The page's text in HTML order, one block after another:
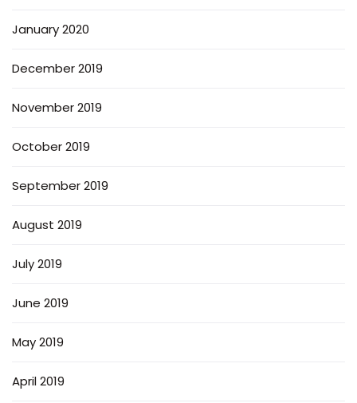
January 2020
December 2019
November 2019
October 2019
September 2019
August 2019
July 2019
June 2019
May 2019
April 2019